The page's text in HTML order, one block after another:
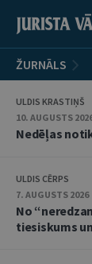
ŽURNĀLS
ULDIS KRASTIŅŠ
10. AUGUSTS
Nedēļas
ULDIS CĒRPS
7. AUGUSTS
No
tiesiskums